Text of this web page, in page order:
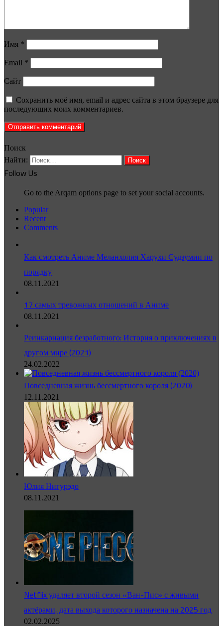
Имя *
Email *
Сайт
Сохранить моё имя, email и адрес сайта в этом браузере для
последующих моих комментариев.
Поиск
Найти:
Follow Us
Go to the Arqam options page to set your social accounts.
Popular
Recent
Comments
Как смотреть Аниме Меланхолия Харухи Судзумии по
порядку
08.11.2021
17 самых тревожных отношений в Аниме
08.11.2021
Реинкарнация безработного: История о приключениях в
другом мире (2021)
24.02.2022
Повседневная жизнь бессмертного короля (2020)
12.11.2021
Юлия Нигурэдо
08.11.2021
Netflix удаляет второй сезон «Ван-Пис» с живыми
актёрами, дата выхода которого назначена на 2025 год
02.02.2025